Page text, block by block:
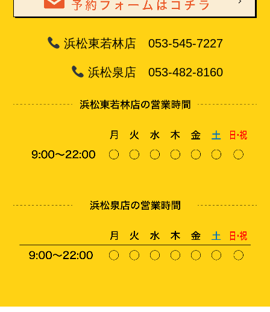
浜松東若林店 053-545-7227
浜松泉店 053-482-8160